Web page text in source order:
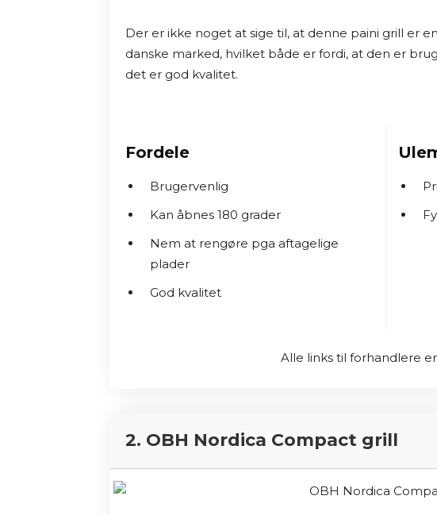
Der er ikke noget at sige til, at denne paini grill er
danske marked, hvilket både er fordi, at den er
det er god kvalitet.
Fordele
Brugervenlig
Kan åbnes 180 grader
Nem at rengøre pga aftagelige
plader
God kvalitet
Alle links til forhandlere
2. OBH Nordica Compact grill